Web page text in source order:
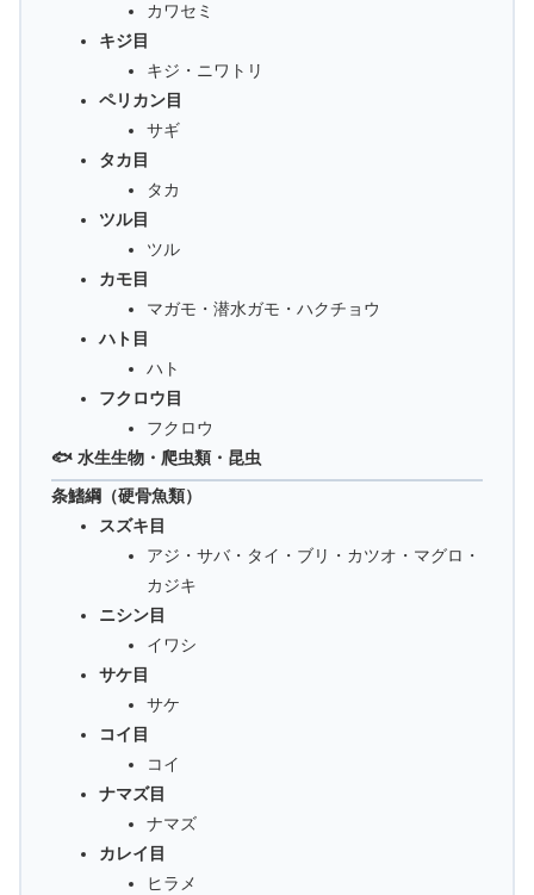
カワセミ
キジ目
キジ・ニワトリ
ペリカン目
サギ
タカ目
タカ
ツル目
ツル
カモ目
マガモ・潜水ガモ・ハクチョウ
ハト目
ハト
フクロウ目
フクロウ
🐟 水生生物・爬虫類・昆虫
条鰭綱（硬骨魚類）
スズキ目
アジ・サバ・タイ・ブリ・カツオ・マグロ・
カジキ
ニシン目
イワシ
サケ目
サケ
コイ目
コイ
ナマズ目
ナマズ
カレイ目
ヒラメ